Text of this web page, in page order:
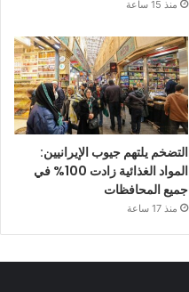
منذ 15 ساعة
التضخم يلتهم جيوب الإيرانيين:
المواد الغذائية زادت 100% في
جميع المحافظات
منذ 17 ساعة